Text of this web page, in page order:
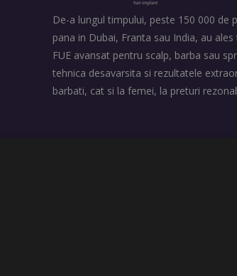
De-a lungul timpului, peste 150 000 de
pana in Dubai, Franta sau India, au
FUE avansat pentru scalp, barba sau
tehnica desavarsita si rezultatele
barbati, cat si la femei, la preturi
Copyright © 2025 Dr. Felix Hair Implant -